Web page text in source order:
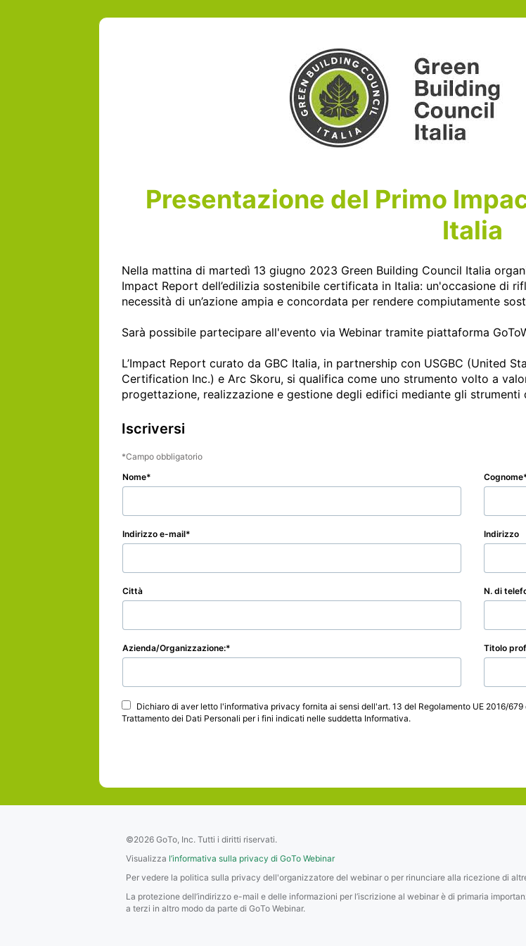
Presentazione del Primo
Italia
Nella mattina di martedì 13 giugno 2023 Green Building Council Italia
Impact Report dell’edilizia sostenibile certificata in Italia: un'occasione di
necessità di un’azione ampia e concordata per rendere compiutamente
Sarà possibile partecipare all'evento via Webinar tramite piattaforma
L’Impact Report curato da GBC Italia, in partnership con USGBC (United
Certification Inc.) e Arc Skoru, si qualifica come uno strumento volto a
progettazione, realizzazione e gestione degli edifici mediante gli
Iscriversi
Campo obbligatorio
Nome
Cognome
Indirizzo e-mail Indirizzo
Città N. di
Azienda/Organizzazione: Titolo
Dichiaro di aver letto l'informativa privacy fornita ai sensi dell'art. 13 del Regolamento UE 2016/679
Trattamento dei Dati Personali per i fini indicati nelle suddetta Informativa.
©2026 GoTo, Inc. Tutti i diritti riservati.
Visualizza l’informativa sulla privacy di GoTo Webinar
Per vedere la politica sulla privacy dell'organizzatore del webinar o per rinunciare alla ricezione di
La protezione dell’indirizzo e-mail e delle informazioni per l’iscrizione al webinar è di primaria
a terzi in altro modo da parte di GoTo Webinar.